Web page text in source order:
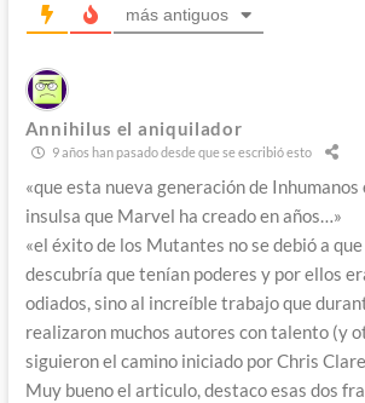
más antiguos
Annihilus el aniquilador
9 años han pasado desde que se escribió esto
«que esta nueva generación de Inhumanos
insulsa que Marvel ha creado en años…»
«el éxito de los Mutantes no se debió a
descubría que tenían poderes y por ellos
odiados, sino al increíble trabajo que
realizaron muchos autores con talento (y
siguieron el camino iniciado por Chris
Muy bueno el articulo, destaco esas dos